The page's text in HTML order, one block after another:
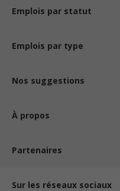
Emplois par statut
Emplois par type
Nos suggestions
À propos
Partenaires
Sur les réseaux sociaux